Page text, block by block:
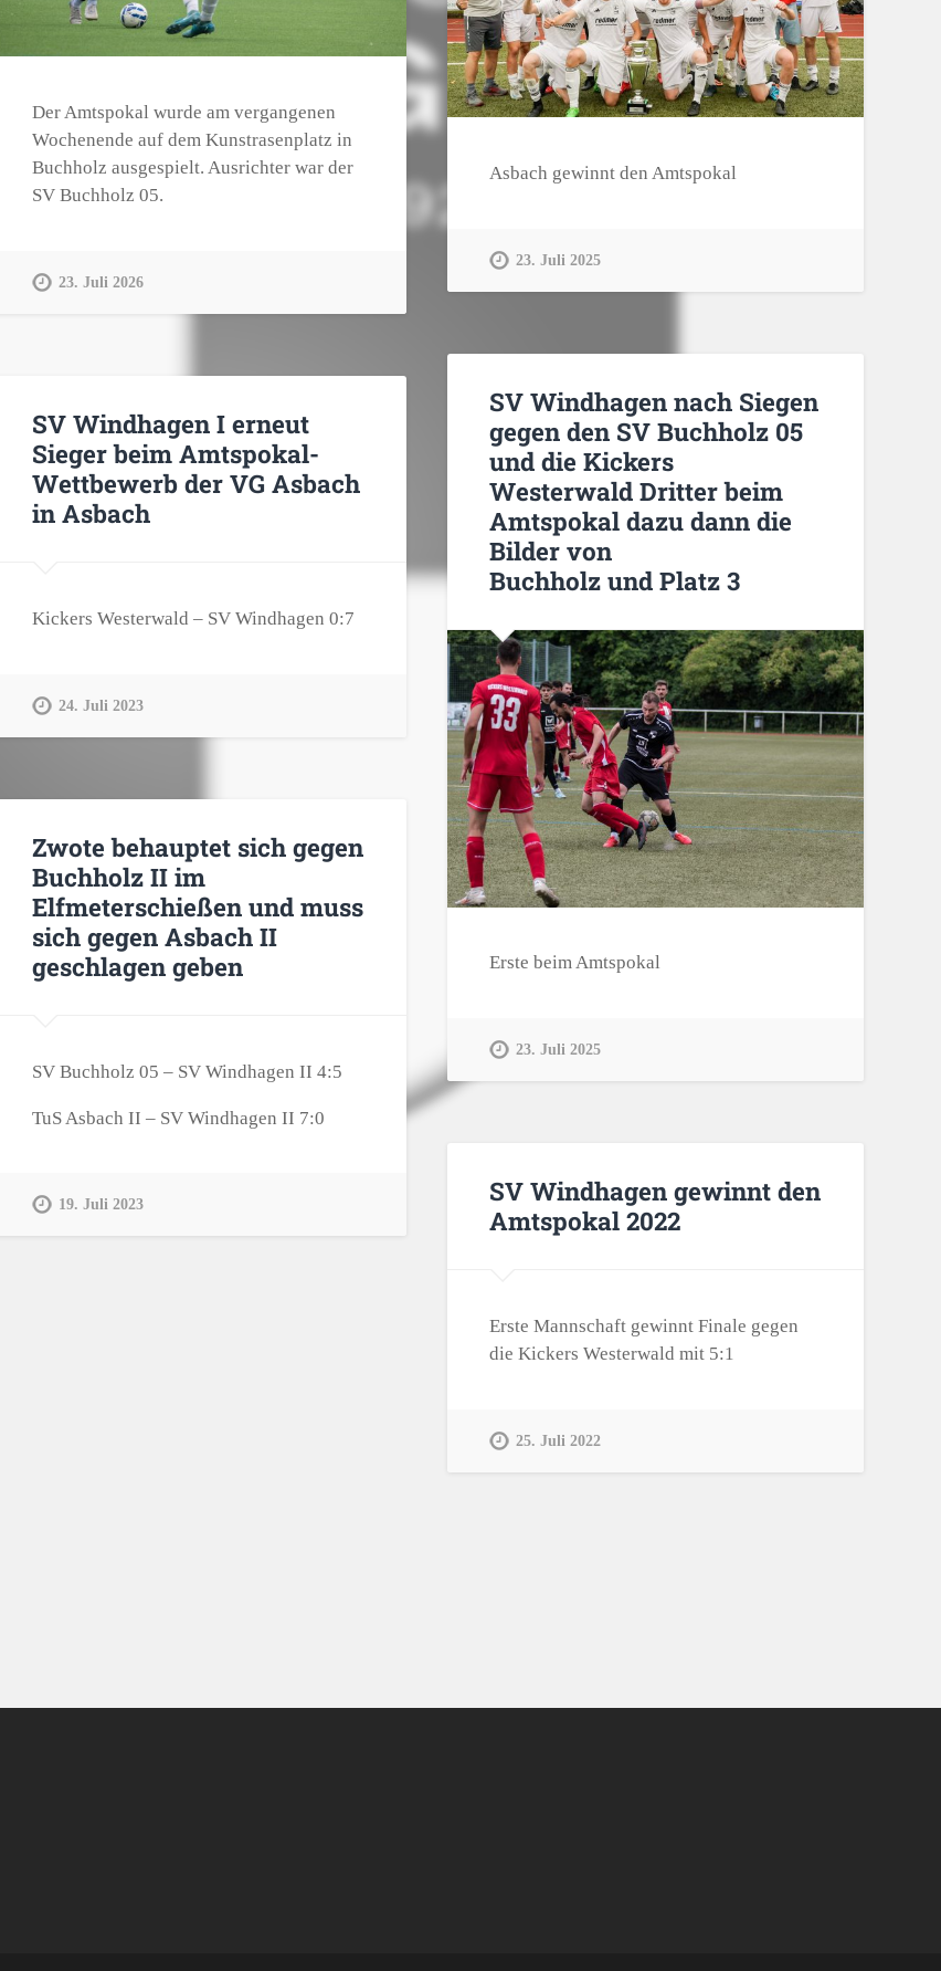
Der Amtspokal wurde am vergangenen
Wochenende auf dem Kunstrasenplatz in
Buchholz ausgespielt. Ausrichter war der
SV Buchholz 05.
23. Juli 2026
Asbach gewinnt den Amtspokal
23. Juli 2025
SV Windhagen nach Siegen
gegen den SV Buchholz 05
und die Kickers
Westerwald Dritter beim
Amtspokal dazu dann die
Bilder von
Buchholz und Platz 3
Erste beim Amtspokal
23. Juli 2025
SV Windhagen I erneut
Sieger beim Amtspokal-
Wettbewerb der VG Asbach
in Asbach
Kickers Westerwald – SV Windhagen 0:7
24. Juli 2023
Zwote behauptet sich gegen
Buchholz II im
Elfmeterschießen und muss
sich gegen Asbach II
geschlagen geben
SV Buchholz 05 – SV Windhagen II 4:5
TuS Asbach II – SV Windhagen II 7:0
19. Juli 2023
SV Windhagen gewinnt den
Amtspokal 2022
Erste Mannschaft gewinnt Finale gegen
die Kickers Westerwald mit 5:1
25. Juli 2022